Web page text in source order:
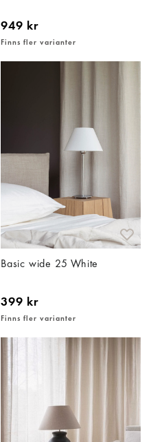
949 kr
Finns fler varianter
Basic wide 25 White
399 kr
Finns fler varianter